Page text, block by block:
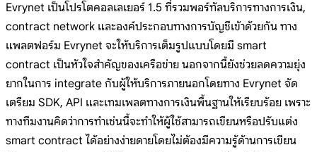
Evrynet เป็นโปรโตคอลเลเยอร์ 1.5 ที่รวมพอร์ทัลบริการทางการเงิน,
contract network และองค์ประกอบทางการบัญชีเข้าด้วยกัน ทาง
แพลตฟอร์ม Evrynet จะให้บริการเต็มรูปแบบโดยมี smart
contract เป็นหัวใจสำคัญของเครือข่าย นอกจากนี้ยังช่วยลดความยุ่ง
ยากในการ integrate กับผู้ให้บริการภายนอกโดยทาง Evrynet จัด
เตรียม SDK, API และเทมเพลตทางการเงินพื้นฐานให้เรียบร้อย เพราะ
ทางทีมงานคิดว่าการทำเช่นนี้จะทำให้ผู้ใช้สามารถเขียนหรือปรับแต่ง
smart contract ได้อย่างง่ายดายโดยไม่ต้องมีความรู้ด้านการเขียน